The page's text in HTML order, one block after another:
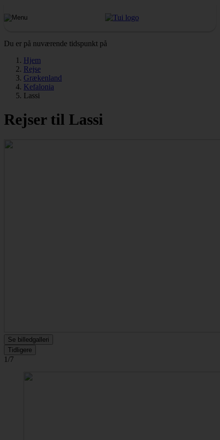
Du er på nuværende tidspunkt på
Hjem
Rejse
Grækenland
Kefalonia
Lassi
Rejser til Lassi
Se billedgalleri
Tidligere
1/7